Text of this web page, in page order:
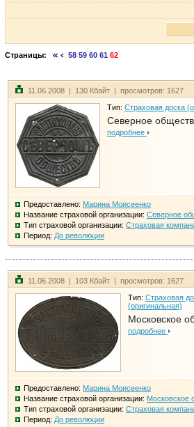
Страницы: 58 59 60 61 62
11.06.2008 | 130 Кбайт | просмотров: 1627
Тип: Страховая доска
Северное
подробнее
Предоставлено: Марина Моисеенко
Название страховой организации: Северное
Тип страховой организации: Страховая
Период: До революции
11.06.2008 | 103 Кбайт | просмотров: 1627
Тип: Страховая
(оригинальная)
Московское
подробнее
Предоставлено: Марина Моисеенко
Название страховой организации: Московское
Тип страховой организации: Страховая
Период: До революции